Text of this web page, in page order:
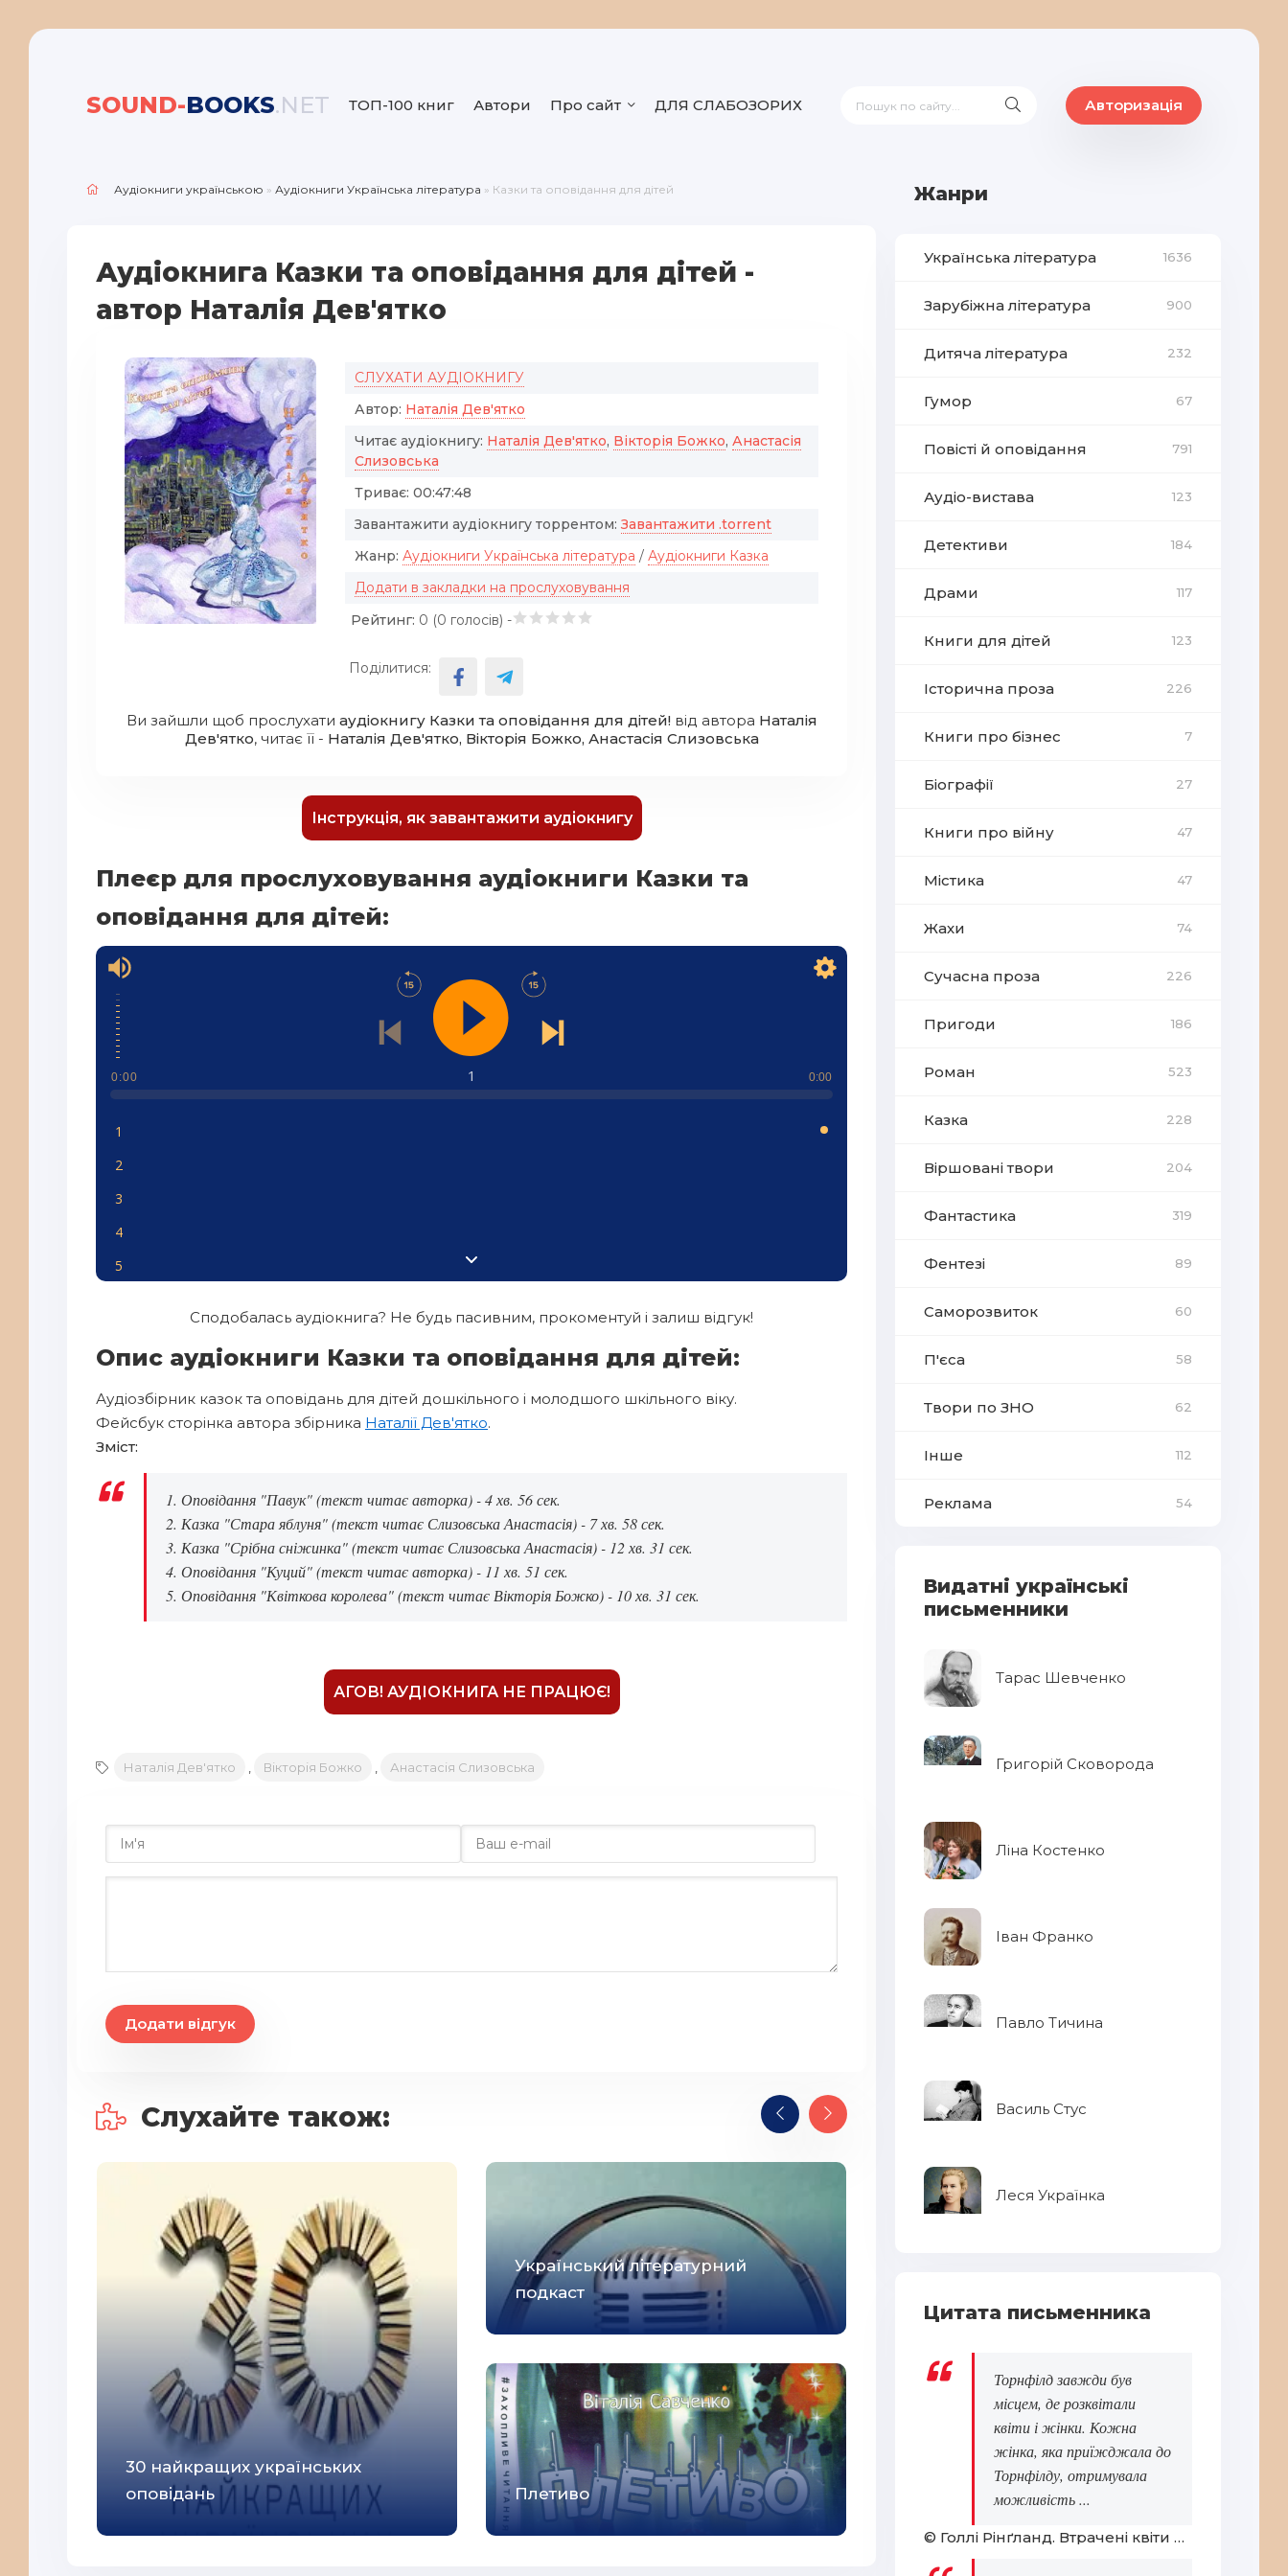
SOUND-BOOKS.NET ТОП-100 книг Автори Про сайт ДЛЯ СЛАБОЗОРИХ Авторизація
Аудіокниги українською » Аудіокниги Українська література » Казки та оповідання для дітей
Аудіокнига Казки та оповідання для дітей -
автор Наталія Дев'ятко
СЛУХАТИ АУДІОКНИГУ
Автор: Наталія Дев'ятко
Читає аудіокнигу: Наталія Дев'ятко, Вікторія Божко, Анастасія
Слизовська
Триває: 00:47:48
Завантажити аудіокнигу торрентом: Завантажити .torrent
Жанр: Аудіокниги Українська література / Аудіокниги Казка
Додати в закладки на прослуховування
Рейтинг: 0 (0 голосів) -
Поділитися:
Ви зайшли щоб прослухати аудіокнигу Казки та оповідання для дітей!від автора Наталія
Дев'ятко, читає її - Наталія Дев'ятко, Вікторія Божко, Анастасія Слизовська
Інструкція, як завантажити аудіокнигу
Плеєр для прослуховування аудіокниги Казки та
оповідання для дітей:
1
0:00 0:00
1
2
3
4
5
Сподобалась аудіокнига? Не будь пасивним, прокоментуй і залиш відгук!
Опис аудіокниги Казки та оповідання для дітей:
Аудіозбірник казок та оповідань для дітей дошкільного і молодшого шкільного віку.
Фейсбук сторінка автора збірника Наталії Дев'ятко.
Зміст:
1. Оповідання "Павук" (текст читає авторка) - 4 хв. 56 сек.
2. Казка "Стара яблуня" (текст читає Слизовська Анастасія) - 7 хв. 58 сек.
3. Казка "Срібна сніжинка" (текст читає Слизовська Анастасія) - 12 хв. 31 сек.
4. Оповідання "Куций" (текст читає авторка) - 11 хв. 51 сек.
5. Оповідання "Квіткова королева" (текст читає Вікторія Божко) - 10 хв. 31 сек.
АГОВ! АУДІОКНИГА НЕ ПРАЦЮЄ!
Наталія Дев'ятко Вікторія Божко Анастасія Слизовська
Додати відгук
Слухайте також:
30 найкращих українських
оповідань
Український літературний
подкаст
Плетиво
Жанри
Українська література 1636
Зарубіжна література 900
Дитяча література 232
Гумор 67
Повісті й оповідання 791
Аудіо-вистава 123
Детективи 184
Драми 117
Книги для дітей 123
Історична проза 226
Книги про бізнес 7
Біографії 27
Книги про війну 47
Містика 47
Жахи 74
Сучасна проза 226
Пригоди 186
Роман 523
Казка 228
Віршовані твори 204
Фантастика 319
Фентезі 89
Саморозвиток 60
П'єса 58
Твори по ЗНО 62
Інше 112
Реклама 54
Видатні українські
письменники
Тарас Шевченко
Григорій Сковорода
Ліна Костенко
Іван Франко
Павло Тичина
Василь Стус
Леся Українка
Цитата письменника
Торнфілд завжди був
місцем, де розквітали
квіти і жінки. Кожна
жінка, яка приїжджала до
Торнфілду, отримувала
можливість ...
© Голлі Рінґланд. Втрачені квіти Еліс Гарт